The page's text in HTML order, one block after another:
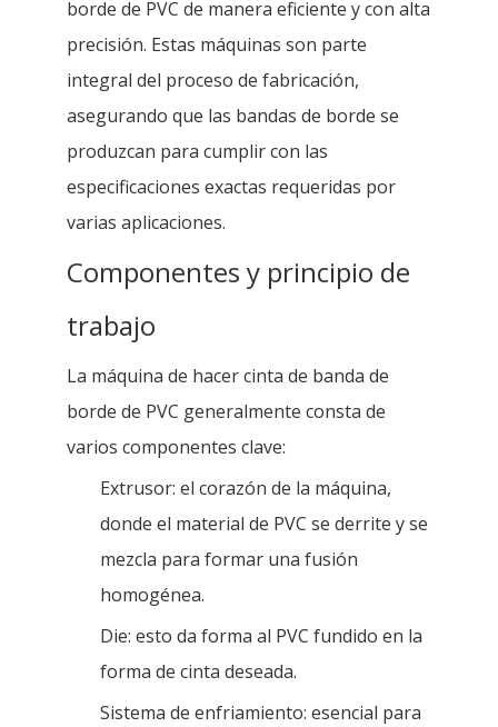
borde de PVC de manera eficiente y con alta
precisión. Estas máquinas son parte
integral del proceso de fabricación,
asegurando que las bandas de borde se
produzcan para cumplir con las
especificaciones exactas requeridas por
varias aplicaciones.
Componentes y principio de
trabajo
La máquina de hacer cinta de banda de
borde de PVC generalmente consta de
varios componentes clave:
Extrusor: el corazón de la máquina,
donde el material de PVC se derrite y se
mezcla para formar una fusión
homogénea.
Die: esto da forma al PVC fundido en la
forma de cinta deseada.
Sistema de enfriamiento: esencial para